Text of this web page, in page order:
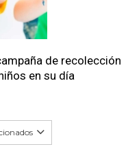
de recolección
en su día